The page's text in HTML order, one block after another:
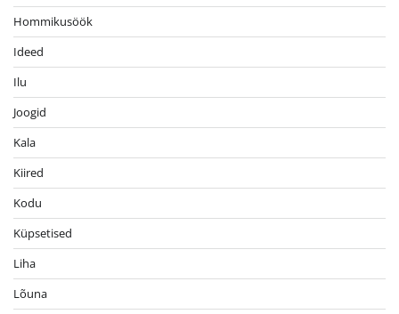
Hommikusöök
Ideed
Ilu
Joogid
Kala
Kiired
Kodu
Küpsetised
Liha
Lõuna